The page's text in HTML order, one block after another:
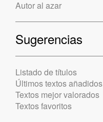
Autor al azar
Sugerencias
Listado de títulos
Últimos textos añadidos
Textos mejor valorados
Textos favoritos